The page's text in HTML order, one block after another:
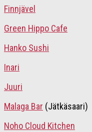
Finnjävel
Green Hippo Cafe
Hanko Sushi
Inari
Juuri
Malaga Bar (Jätkäsaari)
Noho Cloud Kitchen